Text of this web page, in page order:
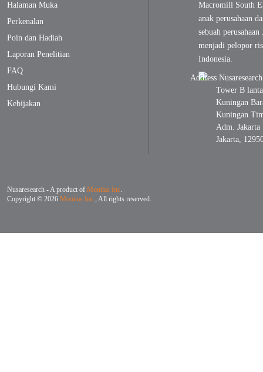
Halaman Muka
Perkenalan
Poin dan Hadiah
Laporan Penelitian
FAQ
Hubungi Kami
Kebijakan
Macromill South
anak perusahaan
sebuah perusahaan
menjadi pelopor
Indonesia.
Tower B
Kuningan
Kuningan
Adm.
Jakarta,
Nusaresearch - A product of Monitas Inc.
Copyright © 2026 Monitas Inc., All rights reserved.